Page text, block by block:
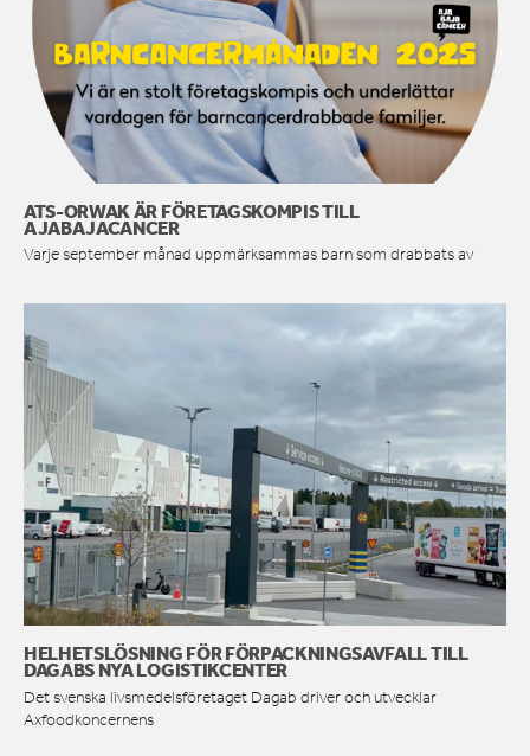
ATS-ORWAK ÄR FÖRETAGSKOMPIS TILL
AJABAJACANCER
Varje september månad uppmärksammas barn som drabbats av
HELHETSLÖSNING FÖR FÖRPACKNINGSAVFALL TILL
DAGABS NYA LOGISTIKCENTER
Det svenska livsmedelsföretaget Dagab driver och utvecklar
Axfoodkoncernens